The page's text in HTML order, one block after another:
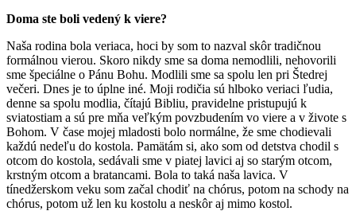
Doma ste boli vedený k viere?
Naša rodina bola veriaca, hoci by som to nazval skôr tradičnou
formálnou vierou. Skoro nikdy sme sa doma nemodlili, nehovorili
sme špeciálne o Pánu Bohu. Modlili sme sa spolu len pri Štedrej
večeri. Dnes je to úplne iné. Moji rodičia sú hlboko veriaci ľudia,
denne sa spolu modlia, čítajú Bibliu, pravidelne pristupujú k
sviatostiam a sú pre mňa veľkým povzbudením vo viere a v živote s
Bohom. V čase mojej mladosti bolo normálne, že sme chodievali
každú nedeľu do kostola. Pamätám si, ako som od detstva chodil s
otcom do kostola, sedávali sme v piatej lavici aj so starým otcom,
krstným otcom a bratancami. Bola to taká naša lavica. V
tínedžerskom veku som začal chodiť na chórus, potom na schody na
chórus, potom už len ku kostolu a neskôr aj mimo kostol.